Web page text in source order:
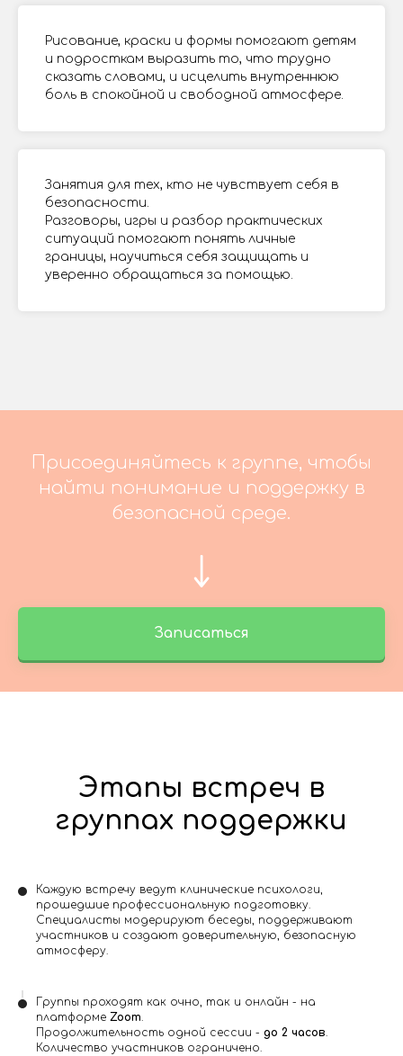
Рисование, краски и формы помогают детям
и подросткам выразить то, что трудно
сказать словами, и исцелить внутреннюю
боль в спокойной и свободной атмосфере.
Занятия для тех, кто не чувствует себя в
безопасности.
Разговоры, игры и разбор практических
ситуаций помогают понять личные
границы, научиться себя защищать и
уверенно обращаться за помощью.
Присоединяйтесь к группе, чтобы
найти понимание и поддержку в
безопасной среде.
Записаться
Этапы встреч в
группах поддержки
Каждую встречу ведут клинические психологи,
прошедшие профессиональную подготовку.
Специалисты модерируют беседы, поддерживают
участников и создают доверительную, безопасную
атмосферу.
Группы проходят как очно, так и онлайн - на
платформе Zoom.
Продолжительность одной сессии - до 2 часов.
Количество участников ограничено.